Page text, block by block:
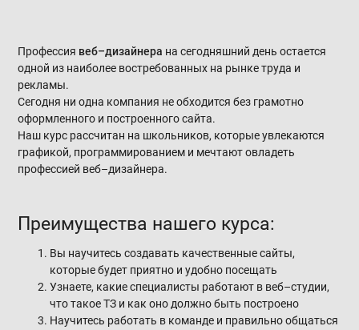
Профессия веб–дизайнера на сегодняшний день остается
одной из наиболее востребованных на рынке труда и
рекламы.
Сегодня ни одна компания не обходится без грамотно
оформленного и построенного сайта.
Наш курс рассчитан на школьников, которые увлекаются
графикой, программированием и мечтают овладеть
профессией веб–дизайнера.
Преимущества нашего курса:
Вы научитесь создавать качественные сайты,
которые будет приятно и удобно посещать
Узнаете, какие специалисты работают в веб–студии,
что такое ТЗ и как оно должно быть построено
Научитесь работать в команде и правильно общаться